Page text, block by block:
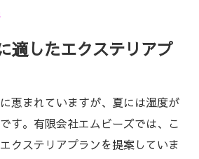
適したエクステリアプ
恵まれていますが、夏には湿度が
す。有限会社エムビーズでは、こ
クステリアプランを提案していま